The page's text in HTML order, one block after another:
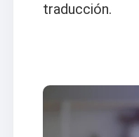
traducción.